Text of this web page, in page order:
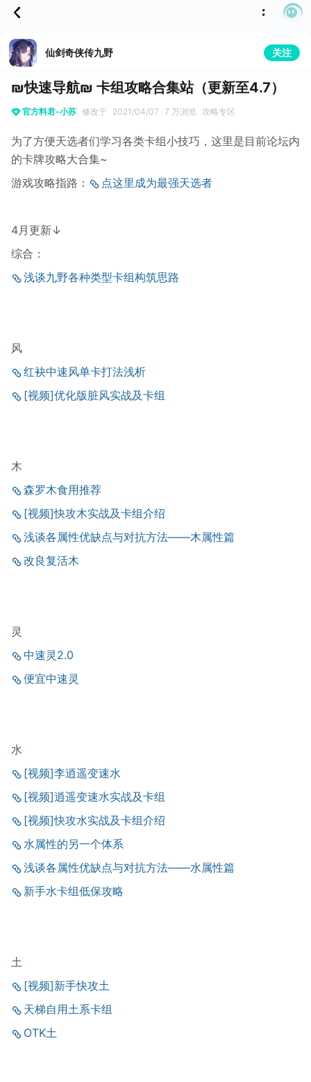
仙剑奇侠传九野 关注
₪快速导航₪ 卡组攻略合集站（更新至4.7）
官方料君-小苏 修改于 2021/04/07 7 万浏览 攻略专区
为了方便天选者们学习各类卡组小技巧，这里是目前论坛内
的卡牌攻略大合集~
游戏攻略指路：
点这里成为最强天选者
4月更新↓
综合：
浅谈九野各种类型卡组构筑思路
风
红袂中速风单卡打法浅析
[视频]优化版脏风实战及卡组
木
森罗木食用推荐
[视频]快攻木实战及卡组介绍
浅谈各属性优缺点与对抗方法——木属性篇
改良复活木
灵
中速灵2.0
便宜中速灵
水
[视频]李逍遥变速水
[视频]逍遥变速水实战及卡组
[视频]快攻水实战及卡组介绍
水属性的另一个体系
浅谈各属性优缺点与对抗方法——水属性篇
新手水卡组低保攻略
土
[视频]新手快攻土
天梯自用土系卡组
OTK土